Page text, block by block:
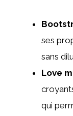
ses
sans
Love
qui